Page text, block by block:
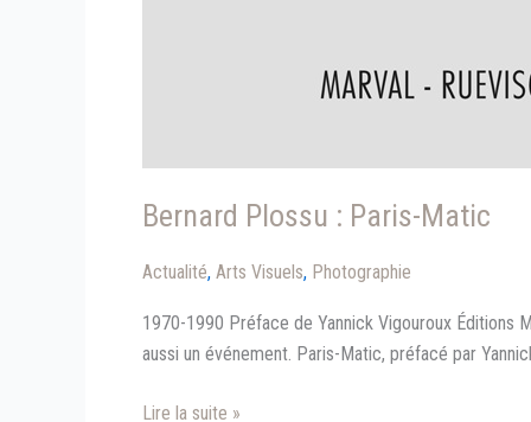
Bernard Plossu : Paris-Matic
Actualité, Arts Visuels, Photographie
1970-1990 Préface de Yannick Vigouroux
aussi un événement. Paris-Matic, préfacé par
Bernard
Lire la suite »